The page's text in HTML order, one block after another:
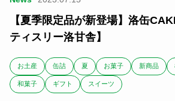
【夏季限定品が新登場】洛缶
ティスリー洛甘舎】
お土産 缶詰 夏 お菓子 新商品
和菓子 ギフト スイーツ